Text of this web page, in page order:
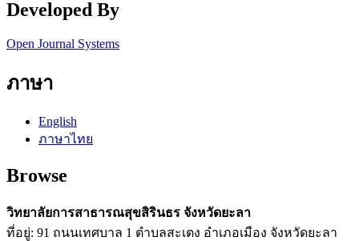
Developed By
Open Journal Systems
ภาษา
English
ภาษาไทย
Browse
วิทยาลัยการสาธารณสุขสิรินธร จังหวัดยะลา
ที่อยู่: 91 ถนนเทศบาล 1 ตำบลสะเตง อำเภอเมือง จังหวัดยะลา